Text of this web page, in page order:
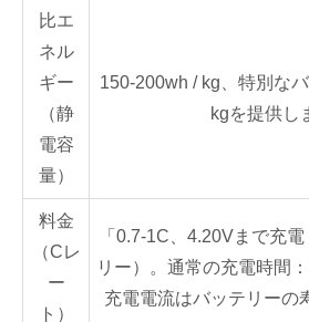
比エ
ネル
ギー
（静
電容
量）
150-200wh / kg、特別な
kgを提供し
料金
（Cレ
ー
ト）
「0.7-1C、4.20Vまで充
リー）。通常の充電時間
充電電流はバッテリーの